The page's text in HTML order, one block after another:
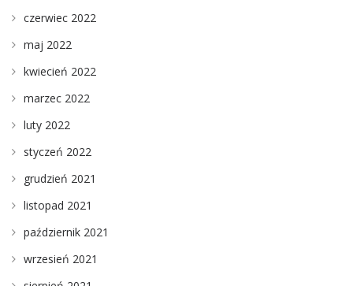
czerwiec 2022
maj 2022
kwiecień 2022
marzec 2022
luty 2022
styczeń 2022
grudzień 2021
listopad 2021
październik 2021
wrzesień 2021